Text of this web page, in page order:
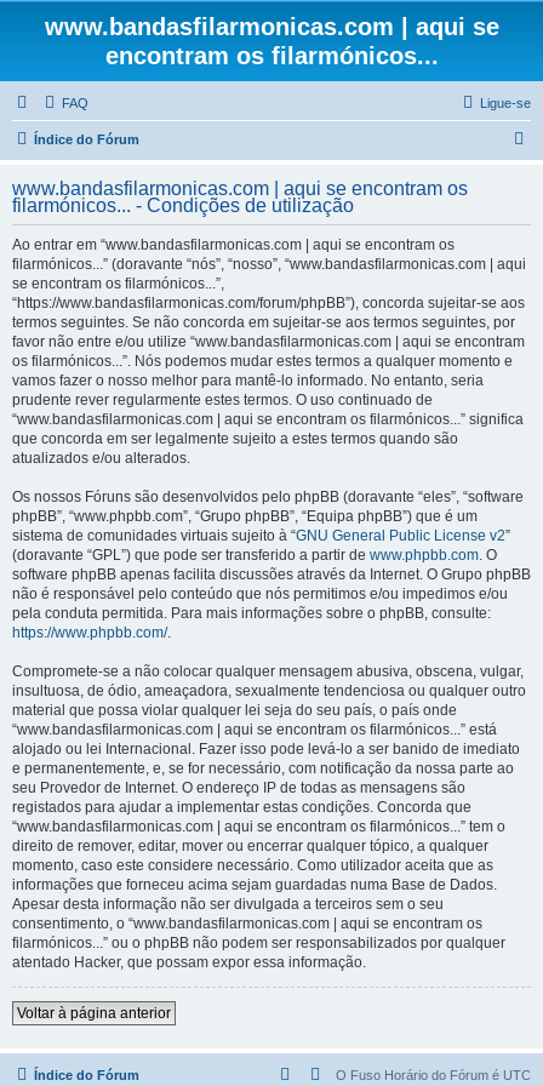
www.bandasfilarmonicas.com | aqui se
encontram os filarmónicos...
FAQ Ligue-se
Índice do Fórum
q
www.bandasfilarmonicas.com | aqui se encontram os
filarmónicos... - Condições de utilização
Ao entrar em “www.bandasfilarmonicas.com | aqui se encontram os
filarmónicos...” (doravante “nós”, “nosso”, “www.bandasfilarmonicas.com | aqui
se encontram os filarmónicos...”,
“https://www.bandasfilarmonicas.com/forum/phpBB”), concorda sujeitar-se aos
termos seguintes. Se não concorda em sujeitar-se aos termos seguintes, por
favor não entre e/ou utilize “www.bandasfilarmonicas.com | aqui se encontram
os filarmónicos...”. Nós podemos mudar estes termos a qualquer momento e
vamos fazer o nosso melhor para mantê-lo informado. No entanto, seria
prudente rever regularmente estes termos. O uso continuado de
“www.bandasfilarmonicas.com | aqui se encontram os filarmónicos...” significa
que concorda em ser legalmente sujeito a estes termos quando são
atualizados e/ou alterados.
Os nossos Fóruns são desenvolvidos pelo phpBB (doravante “eles”, “software
phpBB”, “www.phpbb.com”, “Grupo phpBB”, “Equipa phpBB”) que é um
sistema de comunidades virtuais sujeito à “GNU General Public License v2”
(doravante “GPL”) que pode ser transferido a partir de www.phpbb.com. O
software phpBB apenas facilita discussões através da Internet. O Grupo phpBB
não é responsável pelo conteúdo que nós permitimos e/ou impedimos e/ou
pela conduta permitida. Para mais informações sobre o phpBB, consulte:
https://www.phpbb.com/.
Compromete-se a não colocar qualquer mensagem abusiva, obscena, vulgar,
insultuosa, de ódio, ameaçadora, sexualmente tendenciosa ou qualquer outro
material que possa violar qualquer lei seja do seu país, o país onde
“www.bandasfilarmonicas.com | aqui se encontram os filarmónicos...” está
alojado ou lei Internacional. Fazer isso pode levá-lo a ser banido de imediato
e permanentemente, e, se for necessário, com notificação da nossa parte ao
seu Provedor de Internet. O endereço IP de todas as mensagens são
registados para ajudar a implementar estas condições. Concorda que
“www.bandasfilarmonicas.com | aqui se encontram os filarmónicos...” tem o
direito de remover, editar, mover ou encerrar qualquer tópico, a qualquer
momento, caso este considere necessário. Como utilizador aceita que as
informações que forneceu acima sejam guardadas numa Base de Dados.
Apesar desta informação não ser divulgada a terceiros sem o seu
consentimento, o “www.bandasfilarmonicas.com | aqui se encontram os
filarmónicos...” ou o phpBB não podem ser responsabilizados por qualquer
atentado Hacker, que possam expor essa informação.
Voltar à página anterior
Índice do Fórum O Fuso Horário do Fórum é UTC